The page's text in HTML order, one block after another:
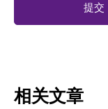
提交
相关文章